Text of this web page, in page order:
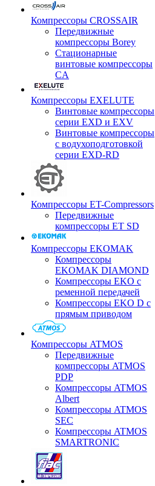
Компрессоры CROSSAIR
Передвижные
компрессоры Borey
Стационарные
винтовые компрессоры
CA
Компрессоры EXELUTE
Винтовые компрессоры
серии EXD и EXV
Винтовые компрессоры
с водухоподготовкой
серии EXD-RD
Компрессоры ET-Compressors
Передвижные
компрессоры ET SD
Компрессоры EKOMAK
Компрессоры
EKOMAK DIAMOND
Компрессоры EKO c
ременной передачей
Компрессоры EKO D с
прямым приводом
Компрессоры ATMOS
Передвижные
компрессоры ATMOS
PDP
Компрессоры ATMOS
Albert
Компрессоры ATMOS
SEC
Компрессоры ATMOS
SMARTRONIC